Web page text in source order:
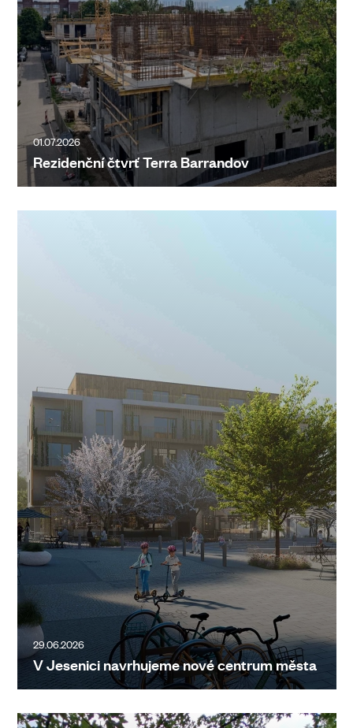
01.07.2026
Rezidenční čtvrť Terra Barrandov
29.06.2026
V Jesenici navrhujeme nové centrum města